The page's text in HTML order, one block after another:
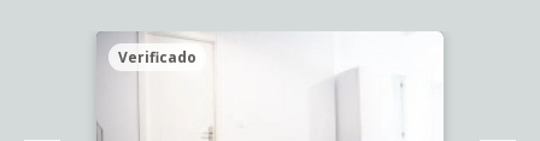
Verificado